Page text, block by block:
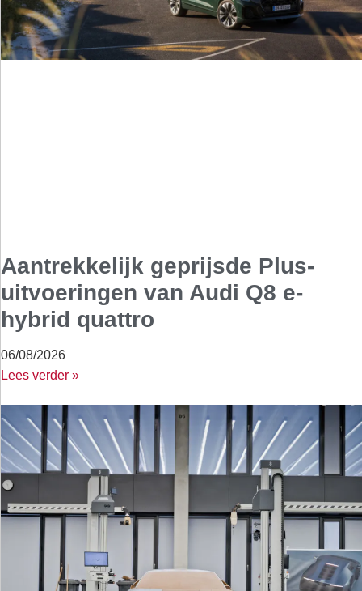
Aantrekkelijk geprijsde Plus-
uitvoeringen van Audi Q8 e-
hybrid quattro
06/08/2026
Lees verder »